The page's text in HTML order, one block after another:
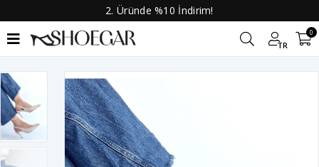
2. Üründe %10 İndirim!
TR
0